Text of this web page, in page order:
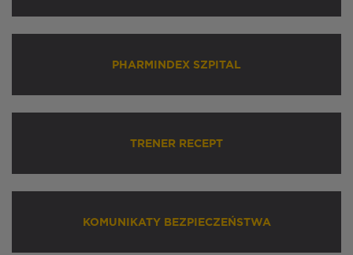
PHARMINDEX SZPITAL
TRENER RECEPT
KOMUNIKATY BEZPIECZEŃSTWA